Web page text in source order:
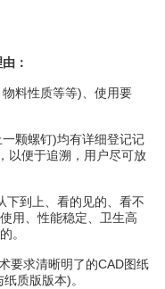
：
料性质等等)、使用要
颗螺钉)均有详细登记记
以便于追溯，用户尽可放
到上、看的见的、看不
用、性能稳定、卫生高
。
求清晰明了的CAD图纸
质版版本)。